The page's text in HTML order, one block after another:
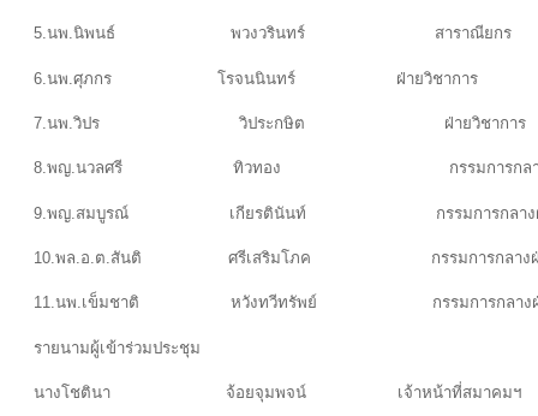
5.นพ.นิพนธ์ พวงวรินทร์ สาราณียกร
6.นพ.ศุภกร โรจนนินทร์ ฝ่ายวิชาการ
7.นพ.วิปร วิประกษิต ฝ่ายวิชาการ
8.พญ.นวลศรี ทิวทอง กรรมการกลางฝ่ายศิ
9.พญ.สมบูรณ์ เกียรตินันท์ กรรมการกลางฝ่ายศิ
10.พล.อ.ต.สันติ ศรีเสริมโภค กรรมการกลางฝ่ายห
11.นพ.เข็มชาติ หวังทวีทรัพย์ กรรมการกลา
รายนามผู้เข้าร่วมประชุม
นางโชตินา จ้อยจุมพจน์ เจ้าหน้าที่สมาคมฯ